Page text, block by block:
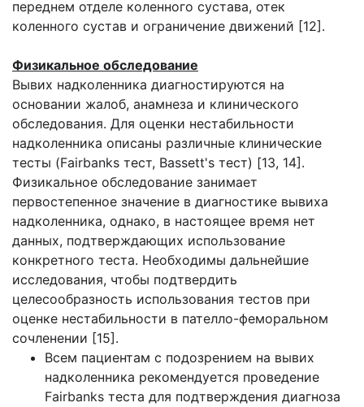
переднем отделе коленного сустава, отек
коленного сустав и ограничение движений [12].
Физикальное обследование
Вывих надколенника диагностируются на
основании жалоб, анамнеза и клинического
обследования. Для оценки нестабильности
надколенника описаны различные клинические
тесты (Fairbanks тест, Bassett's тест) [13, 14].
Физикальное обследование занимает
первостепенное значение в диагностике вывиха
надколенника, однако, в настоящее время нет
данных, подтверждающих использование
конкретного теста. Необходимы дальнейшие
исследования, чтобы подтвердить
целесообразность использования тестов при
оценке нестабильности в пателло-феморальном
сочленении [15].
Всем пациентам с подозрением на вывих
надколенника рекомендуется проведение
Fairbanks теста для подтверждения диагноза